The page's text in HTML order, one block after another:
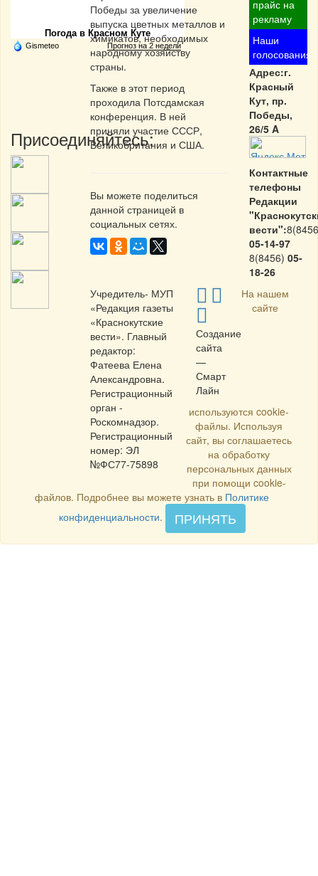
Частная реклама
Погода в Красном Куте
Gismeteo Прогноз на 2 недели
Присоединяйтесь:
Победы за увеличение
выпуска цветных металлов и
химикатов, необходимых
народному хозяйству
страны.
Также в этот период
проходила Потсдамская
конференция. В ней
приняли участие СССР,
Великобритания и США.
Вы можете поделиться
данной страницей в
социальных сетях.
прайс на
рекламу
Наши
голосования
Адрес:г.
Красный
Кут, пр.
Победы,
26/5 A
Контактные
телефоны
Редакции
вести":
05-14-97
8(8456) 05-
18-26
Учредитель- МУП
«Редакция газеты
«Краснокутские
вести». Главный
редактор:
Фатеева Елена
Александровна.
Регистрационный
орган -
Роскомнадзор.
Регистрационный
номер: ЭЛ
№ФС77-75898
Создание
сайта
—
Смарт
Лайн
На нашем
сайте
используются cookie-
файлы. Используя
сайт, вы соглашаетесь
на обработку
персональных данных
при помощи cookie-
файлов. Подробнее вы можете узнать в Политике
конфиденциальности. ПРИНЯТЬ